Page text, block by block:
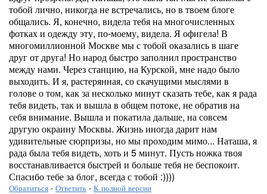
тобой лично, никогда не встречались, но в твоем блоге
общались. Я, конечно, видела тебя на многочисленных
фотках и одежду эту, по-моему, видела. Я офигела! В
многомиллионной Москве мы с тобой оказались в шаге
друг от друга! Но народ быстро заполнил пространство
между нами. Через станцию, на Курской, мне надо было
выходить. И я, растерянная, со скачущими мыслями в
голове о том, как за несколько минут сказать тебе, как я рада
тебя видеть, так и вышла в общем потоке, не обратив на
себя внимание. Вышла и покатила дальше, на совсем
другую окраину Москвы. Жизнь иногда дарит нам
удивительные сюрпризы, но мы проходим мимо... Наташа, я
рада была тебя видеть, хоть и 5 минут. Пусть ножка твоя
восстанавливается быстрей и больше тебя не беспокоит.
Спасибо тебе за блог, всегда с тобой :))))
Обратиться - Ответить - К полной версии